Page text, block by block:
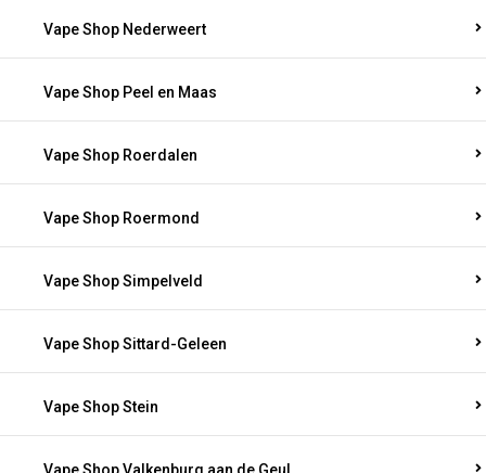
Vape Shop Nederweert
Vape Shop Peel en Maas
Vape Shop Roerdalen
Vape Shop Roermond
Vape Shop Simpelveld
Vape Shop Sittard-Geleen
Vape Shop Stein
Vape Shop Valkenburg aan de Geul